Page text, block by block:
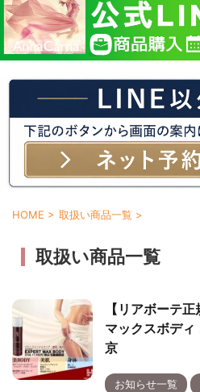
HOME > 取扱い商品一覧 >
取扱い商品一覧
【リアボーテ
マックスボデ
京
お知らせ一覧